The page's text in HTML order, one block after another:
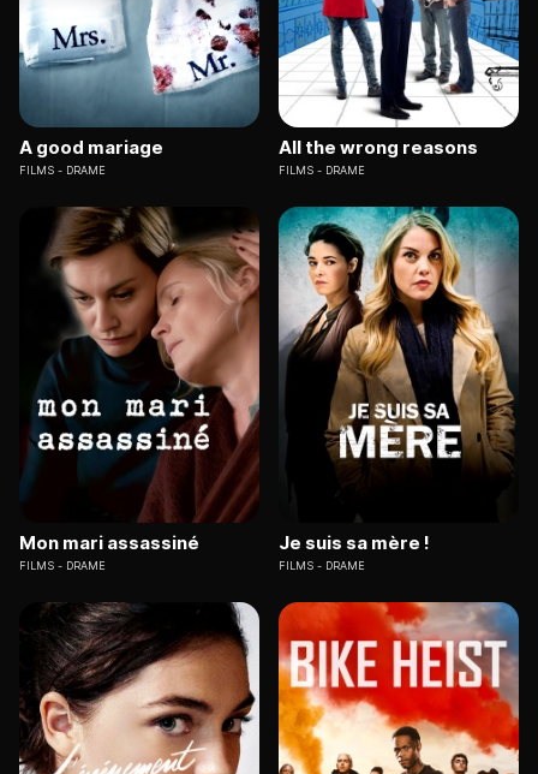
A good mariage
FILMS DRAME
All the wrong reasons
FILMS DRAME
Mon mari assassiné
FILMS DRAME
Je suis sa mère !
FILMS DRAME